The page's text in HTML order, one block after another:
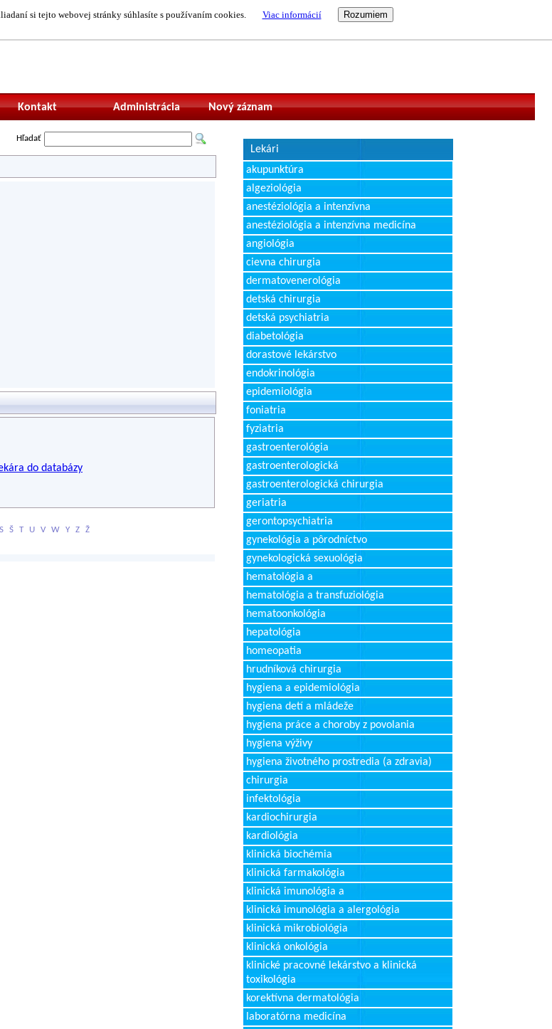
si tejto webovej stránky súhlasíte s používaním cookies. Viac informácií
Nový záznam
Administrácia
Kontakt
Hľadať
do databázy
S Š T U V W Y Z Ž
Lekári
akupunktúra
algeziológia
anestéziológia a intenzívna
anestéziológia a intenzívna medicína
angiológia
cievna chirurgia
dermatovenerológia
detská chirurgia
detská psychiatria
diabetológia
dorastové lekárstvo
endokrinológia
epidemiológia
foniatria
fyziatria
gastroenterológia
gastroenterologická
gastroenterologická chirurgia
geriatria
gerontopsychiatria
gynekológia a pôrodníctvo
gynekologická sexuológia
hematológia a
hematológia a transfuziológia
hematoonkológia
hepatológia
homeopatia
hrudníková chirurgia
hygiena a epidemiológia
hygiena detí a mládeže
hygiena práce a choroby z povolania
hygiena výživy
hygiena životného prostredia (a zdravia)
chirurgia
infektológia
kardiochirurgia
kardiológia
klinická biochémia
klinická farmakológia
klinická imunológia a
klinická imunológia a alergológia
klinická mikrobiológia
klinická onkológia
klinické pracovné lekárstvo a klinická
toxikológia
korektívna dermatológia
laboratórna medicína